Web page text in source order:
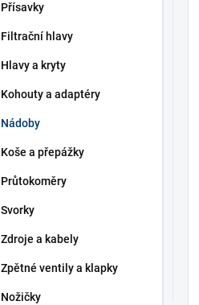
Přísavky
Filtrační hlavy
Hlavy a kryty
Kohouty a adaptéry
Nádoby
Koše a přepážky
Průtokoměry
Svorky
Zdroje a kabely
Zpětné ventily a klapky
Nožičky